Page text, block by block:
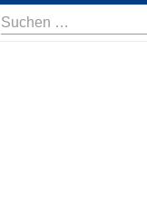
Suche
nach: